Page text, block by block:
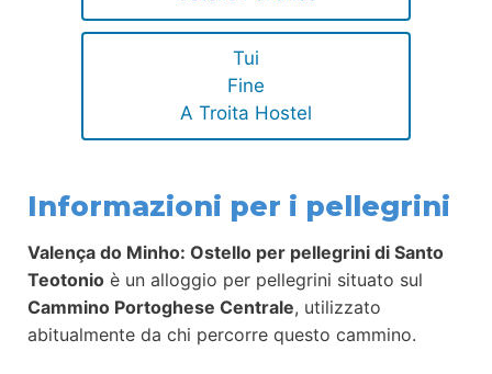
Tui
Fine
A Troita Hostel
Informazioni per i pellegrini
Valença do Minho: Ostello per pellegrini di Santo
Teotonio è un alloggio per pellegrini situato sul
Cammino Portoghese Centrale, utilizzato
abitualmente da chi percorre questo cammino.